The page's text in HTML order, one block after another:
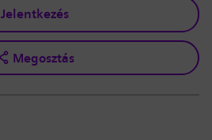
Jelentkezés
Megosztás